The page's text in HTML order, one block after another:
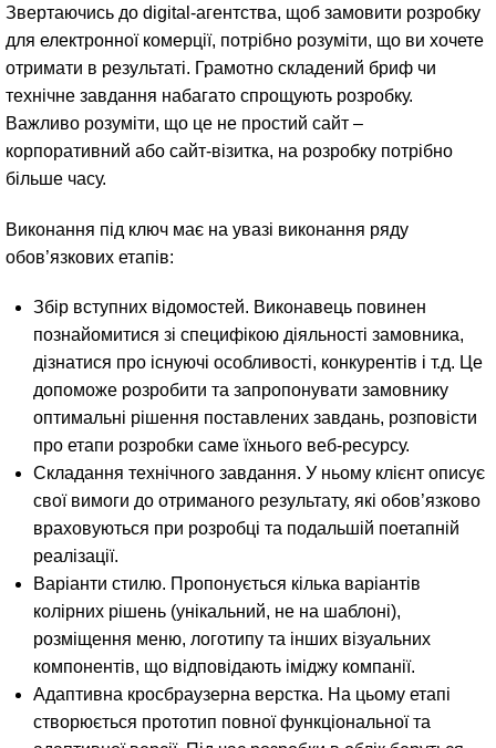
Звертаючись до digital-агентства, щоб замовити розробку
для електронної комерції, потрібно розуміти, що ви хочете
отримати в результаті. Грамотно складений бриф чи
технічне завдання набагато спрощують розробку.
Важливо розуміти, що це не простий сайт –
корпоративний або сайт-візитка, на розробку потрібно
більше часу.
Виконання під ключ має на увазі виконання ряду
обов’язкових етапів:
Збір вступних відомостей. Виконавець повинен
познайомитися зі специфікою діяльності замовника,
дізнатися про існуючі особливості, конкурентів і т.д. Це
допоможе розробити та запропонувати замовнику
оптимальні рішення поставлених завдань, розповісти
про етапи розробки саме їхнього веб-ресурсу.
Складання технічного завдання. У ньому клієнт описує
свої вимоги до отриманого результату, які обов’язково
враховуються при розробці та подальшій поетапній
реалізації.
Варіанти стилю. Пропонується кілька варіантів
колірних рішень (унікальний, не на шаблоні),
розміщення меню, логотипу та інших візуальних
компонентів, що відповідають іміджу компанії.
Адаптивна кросбраузерна верстка. На цьому етапі
створюється прототип повної функціональної та